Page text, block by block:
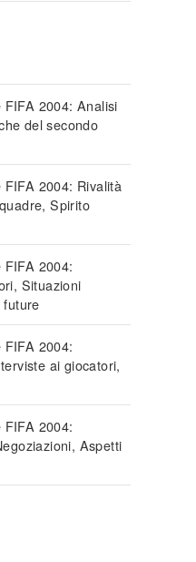
2004: Analisi
del secondo
2004: Rivalità
Spirito
2004:
Situazioni
2004:
ai giocatori,
2004:
Aspetti